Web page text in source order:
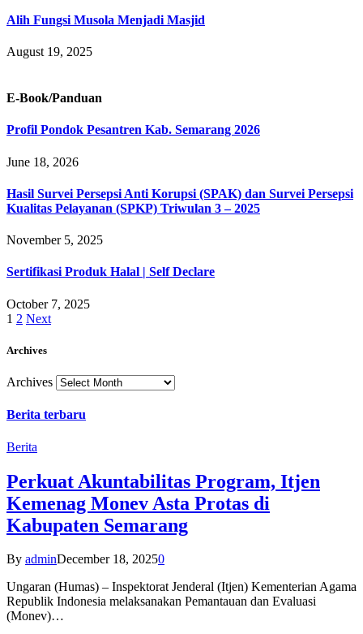
Alih Fungsi Musola Menjadi Masjid
August 19, 2025
E-Book/Panduan
Profil Pondok Pesantren Kab. Semarang 2026
June 18, 2026
Hasil Survei Persepsi Anti Korupsi (SPAK) dan Survei Persepsi
Kualitas Pelayanan (SPKP) Triwulan 3 – 2025
November 5, 2025
Sertifikasi Produk Halal | Self Declare
October 7, 2025
1 2 Next
Archives
Archives
Berita terbaru
Berita
Perkuat Akuntabilitas Program, Itjen
Kemenag Monev Asta Protas di
Kabupaten Semarang
By adminDecember 18, 20250
Ungaran (Humas) – Inspektorat Jenderal (Itjen) Kementerian Agama
Republik Indonesia melaksanakan Pemantauan dan Evaluasi
(Monev)…